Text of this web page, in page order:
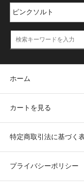
ホーム
カートを見る
特定商取引法に基づく
プライバシーポリシー